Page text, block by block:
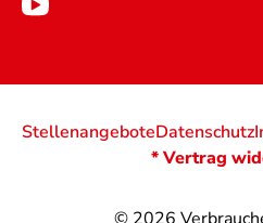
StellenangeboteDatenschutz
* Vertrag